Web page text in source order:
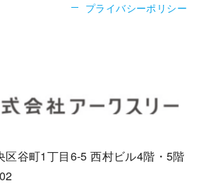
プライバシーポリシー
区谷町1丁目6-5西村ビル4階・5階